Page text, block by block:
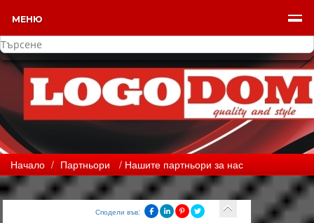
МЕНЮ
Начало / Партньори / Нашите партньори за нас
Сподели във: